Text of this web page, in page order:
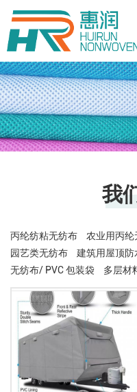
我
丙纶纺粘无纺布 农业用丙
园艺类无纺布
建筑用屋顶防
无纺布/ PVC 包装袋
多层材